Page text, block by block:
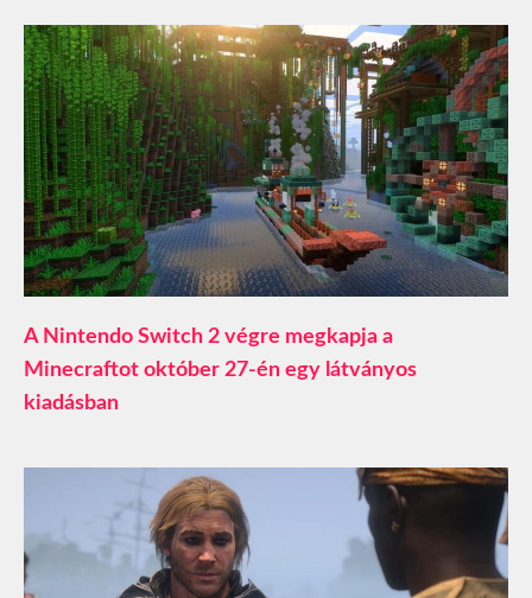
A Nintendo Switch 2 végre megkapja a
Minecraftot október 27-én egy látványos
kiadásban